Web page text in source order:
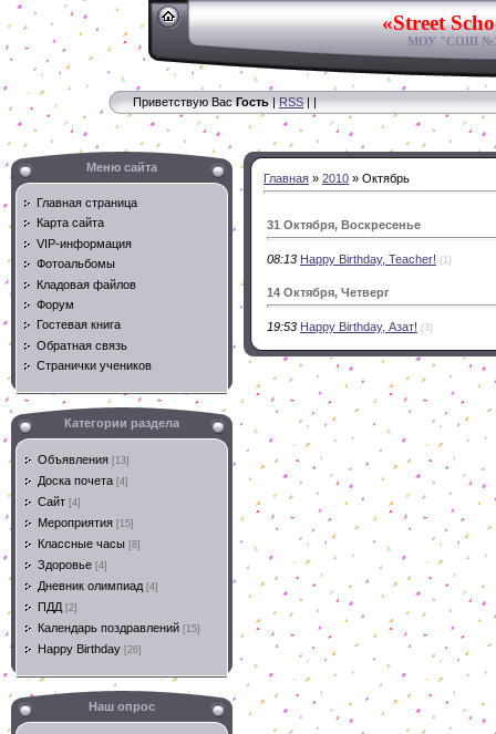
«Street
МОУ "СОШ
Приветствую Вас Гость|RSS||
Меню сайта
Главная страница
Карта сайта
VIP-информация
Фотоальбомы
Кладовая файлов
Форум
Гостевая книга
Обратная связь
Странички учеников
Категории раздела
Объявления [13]
Доска почета [4]
Сайт [4]
Мероприятия [15]
Классные часы [8]
Здоровье [4]
Дневник олимпиад [4]
ПДД [2]
Календарь поздравлений [15]
Happy Birthday [26]
Наш опрос
Главная » 2010 » Октябрь
31 Октября, Воскресенье
08:13 Happy Birthday, Teacher! (1)
14 Октября, Четверг
19:53 Happy Birthday, Азат! (3)